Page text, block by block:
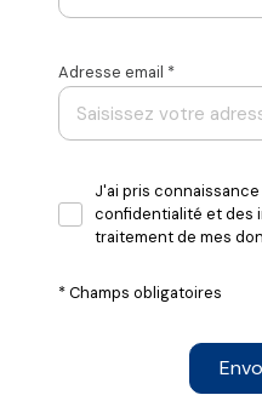
Adresse email *
J'ai pris
confidentialité et des
traitement de mes
* Champs obligatoires